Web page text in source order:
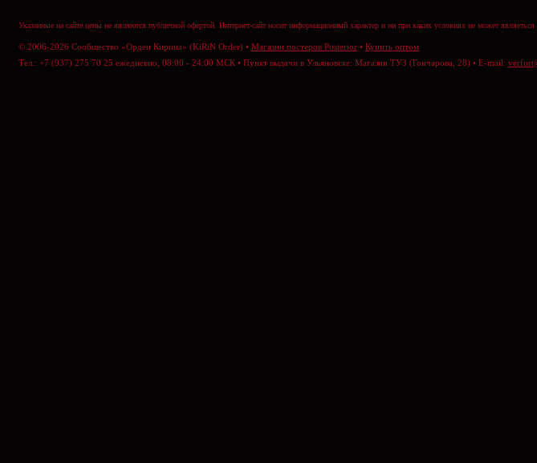
Указанные на сайте цены не являются публичной офертой. Интернет-сайт носит информационный характер и ни при каких условиях не может
© 2006-2026 Сообщество «Орден Кирина» (KiRiN Order) • Магазин постеров Posterior • Купить оптом
Тел.: +7 (937) 275 70 25 ежедневно, 08:00 - 24:00 МСК • Пункт выдачи в Ульяновске: Магазин ТУЗ (Гончарова, 28) • E-mail: